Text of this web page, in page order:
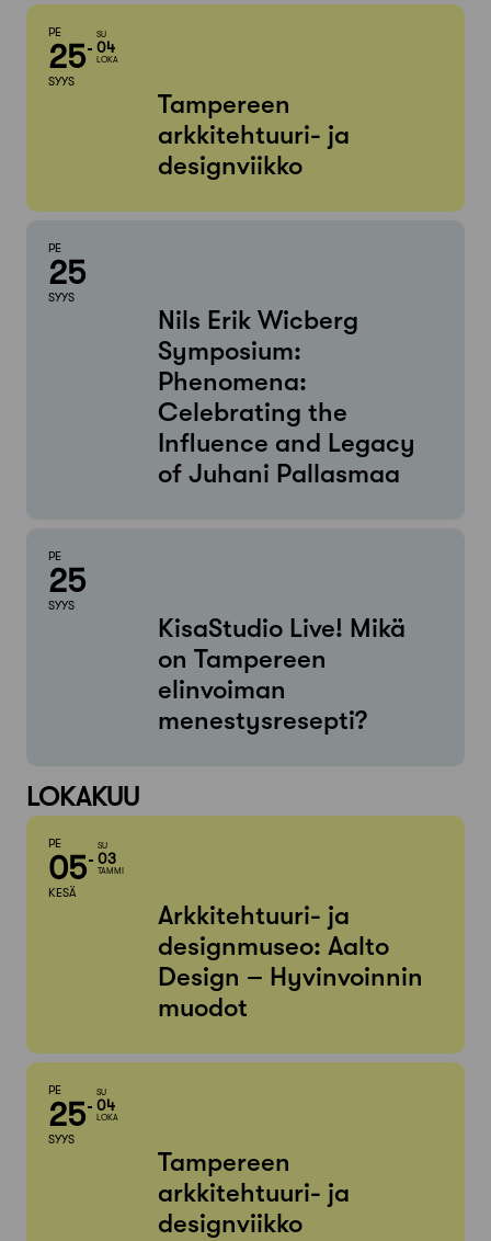
PE
25
SYYS
SU
04
LOKA
Tampereen
arkkitehtuuri- ja
designviikko
PE
25
SYYS
Nils Erik Wicberg
Symposium:
Phenomena:
Celebrating the
Influence and Legacy
of Juhani Pallasmaa
PE
25
SYYS
KisaStudio Live! Mikä
on Tampereen
elinvoiman
menestysresepti?
LOKAKUU
PE
05
KESÄ
SU
03
TAMMI
Arkkitehtuuri- ja
designmuseo: Aalto
Design – Hyvinvoinnin
muodot
PE
25
SYYS
SU
04
LOKA
Tampereen
arkkitehtuuri- ja
designviikko